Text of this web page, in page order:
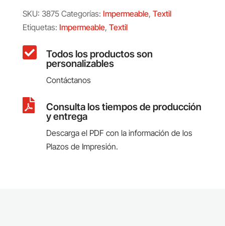
SKU: 3875 Categorías: Impermeable, Textil
Etiquetas: Impermeable, Textil
 Todos los productos son
personalizables
Contáctanos
 Consulta los tiempos de producción
y entrega
Descarga el PDF con la información de los
Plazos de Impresión.